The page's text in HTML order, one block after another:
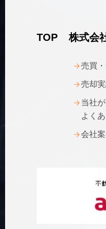
TOP 株式会
売買
売却
当社
よく
会社